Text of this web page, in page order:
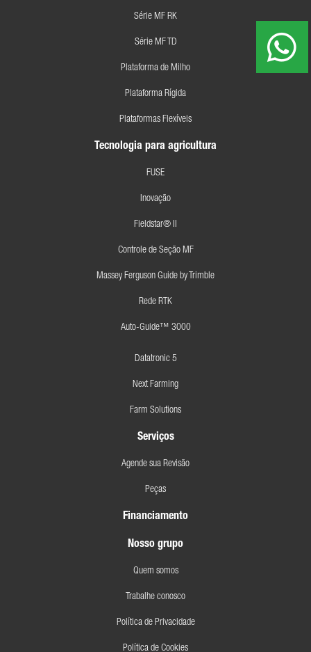
Série MF RK
Série MF TD
Plataforma de Milho
Plataforma Rígida
Plataformas Flexíveis
Tecnologia para agricultura
FUSE
Inovação
Fieldstar® II
Controle de Seção MF
Massey Ferguson Guide by Trimble
Rede RTK
Auto-Guide™ 3000
Datatronic 5
Next Farming
Farm Solutions
Serviços
Agende sua Revisão
Peças
Financiamento
Nosso grupo
Quem somos
Trabalhe conosco
Política de Privacidade
Política de Cookies